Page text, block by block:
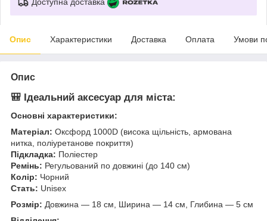
Опис Характеристики Доставка Оплата Умови
Опис
🎒 Ідеальний аксесуар для міста:
Основні характеристики:
Матеріал: Оксфорд 1000D (висока щільність, армована
нитка, поліуретанове покриття)
Підкладка: Поліестер
Ремінь: Регульований по довжині (до 140 см)
Колір: Чорний
Стать: Unisex
Розмір: Довжина — 18 см, Ширина — 14 см, Глибина — 5 см